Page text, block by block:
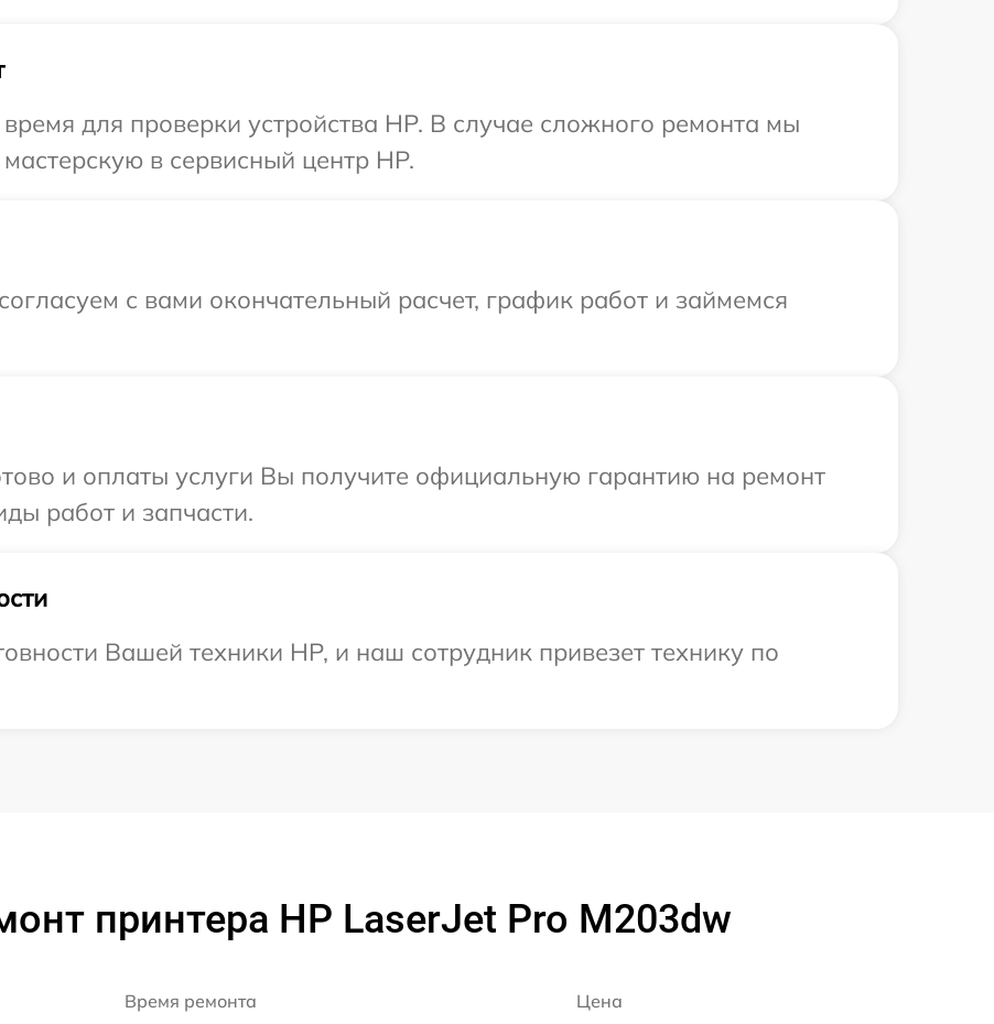
для проверки устройства HP. В случае сложного ремонта мы
в сервисный центр HP.
с вами окончательный расчет, график работ и займемся
и оплаты услуги Вы получите официальную гарантию на ремонт
работ и запчасти.
Вашей техники HP, и наш сотрудник привезет технику по
принтера HP LaserJet Pro M203dw
Время ремонта Цена